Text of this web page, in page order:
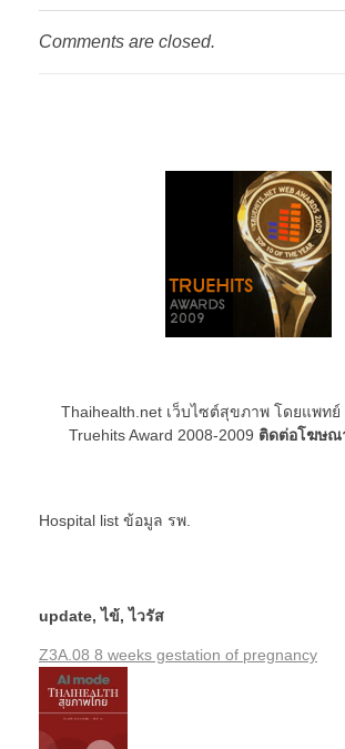
Comments are closed.
Thaihealth.net เว็บไซต์สุขภาพ โดยแพทย์
Truehits Award 2008-2009 ติดต่อโฆษณ
Hospital list ข้อมูล รพ.
update,ไข้,ไวรัส
Z3A.08 8 weeks gestation of pregnancy